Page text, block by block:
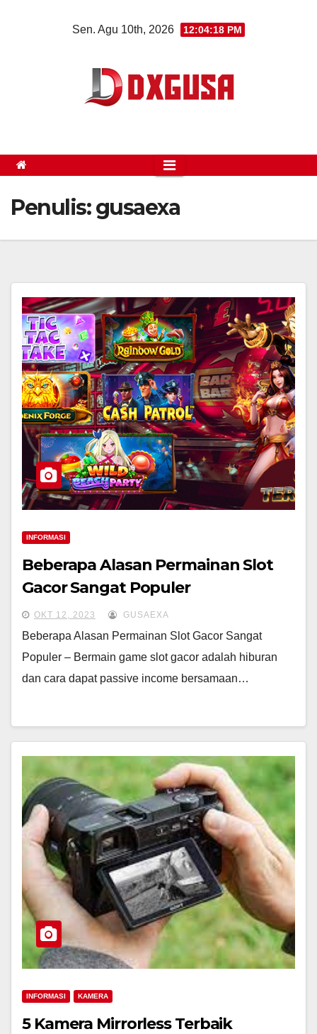
Sen. Agu 10th, 2026 12:04:19 PM
Penulis:gusaexa
INFORMASI
Beberapa Alasan Permainan Slot
Gacor Sangat Populer
OKT 12, 2023 GUSAEXA
Beberapa Alasan Permainan Slot Gacor Sangat
Populer – Bermain game slot gacor adalah hiburan
dan cara dapat passive income bersamaan…
INFORMASI KAMERA
5 Kamera Mirrorless Terbaik